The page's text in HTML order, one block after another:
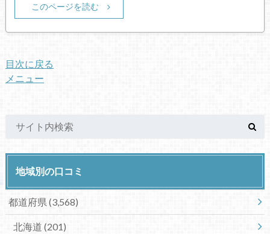
このページを読む
目次に戻る
メニュー
地域別の口コミ
都道府県 (3,568)
北海道 (201)